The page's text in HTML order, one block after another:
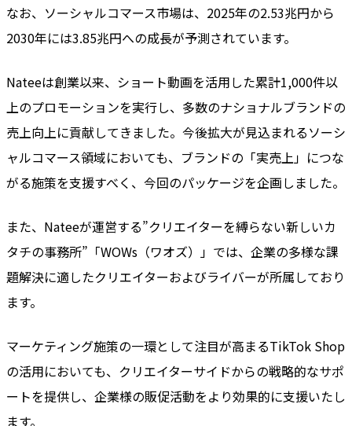
なお、ソーシャルコマース市場は、2025年の2.53兆円から
2030年には3.85兆円への成長が予測されています。
Nateeは創業以来、ショート動画を活用した累計1,000件以
上のプロモーションを実行し、多数のナショナルブランドの
売上向上に貢献してきました。今後拡大が見込まれるソーシ
ャルコマース領域においても、ブランドの「実売上」につな
がる施策を支援すべく、今回のパッケージを企画しました。
また、Nateeが運営する”クリエイターを縛らない新しいカ
タチの事務所”「WOWs（ワオズ）」では、企業の多様な課
題解決に適したクリエイターおよびライバーが所属しており
ます。
マーケティング施策の一環として注目が高まるTikTok Shop
の活用においても、クリエイターサイドからの戦略的なサポ
ートを提供し、企業様の販促活動をより効果的に支援いたし
ます。